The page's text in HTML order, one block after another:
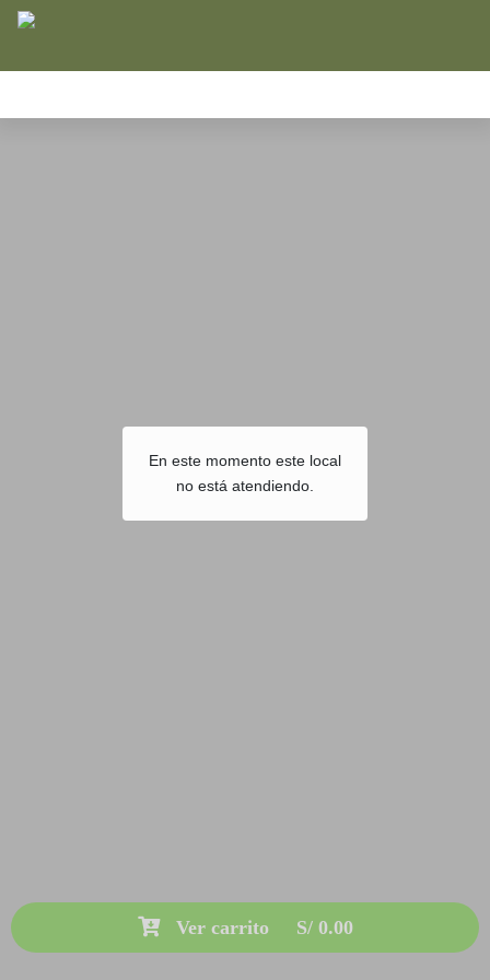
Ver carrito S/ 0.00
En este momento este local
no está atendiendo.